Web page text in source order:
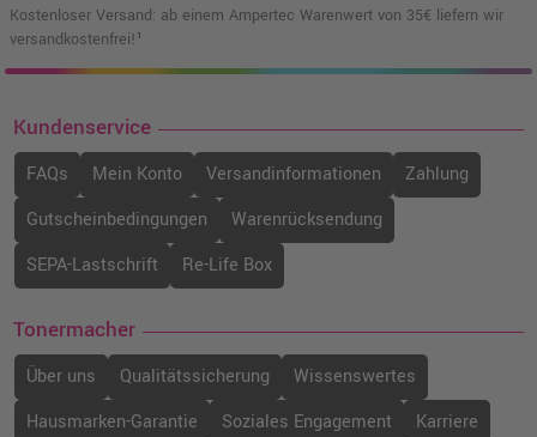
Kostenloser Versand: ab einem Ampertec Warenwert von 35€ liefern wir
versandkostenfrei!¹
Kundenservice
FAQs Mein Konto Versandinformationen
Zahlung
Gutscheinbedingungen
Warenrücksendung
SEPA-Lastschrift
Re-Life Box
Tonermacher
Über uns Qualitätssicherung
Wissenswertes
Hausmarken-Garantie
Soziales Engagement
Karriere